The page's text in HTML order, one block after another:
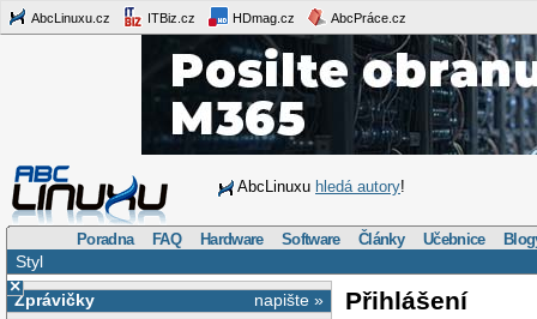
AbcLinuxu.cz ITBiz.cz HDmag.cz AbcPráce.cz
AbcLinuxu hledá autory!
Poradna FAQ Hardware Software Články Učebnice
Styl
×
napište »
Zprávičky
Přihlášení